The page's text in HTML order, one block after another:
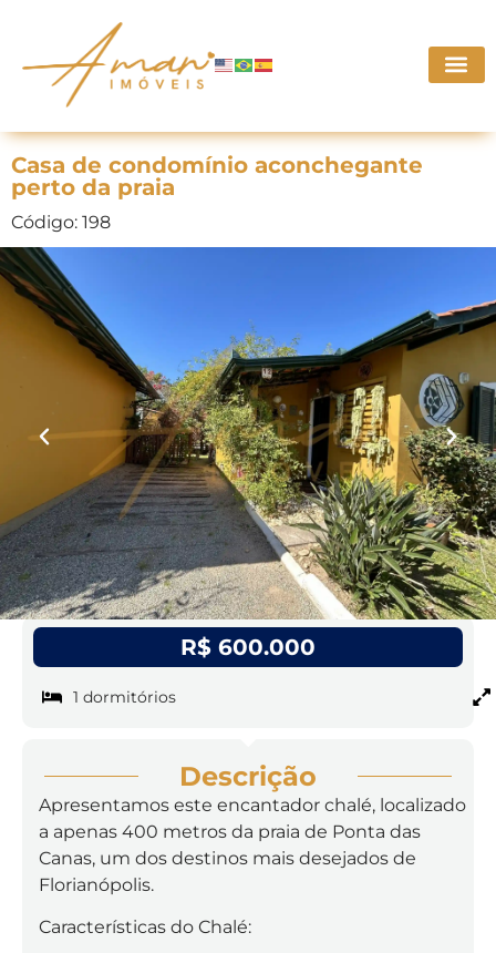
Casa de condomínio aconchegante
perto da praia
Código: 198
R$ 600.000
1 dormitórios
Descrição
Apresentamos este encantador chalé, localizado
a apenas 400 metros da praia de Ponta das
Canas, um dos destinos mais desejados de
Florianópolis.
Características do Chalé: